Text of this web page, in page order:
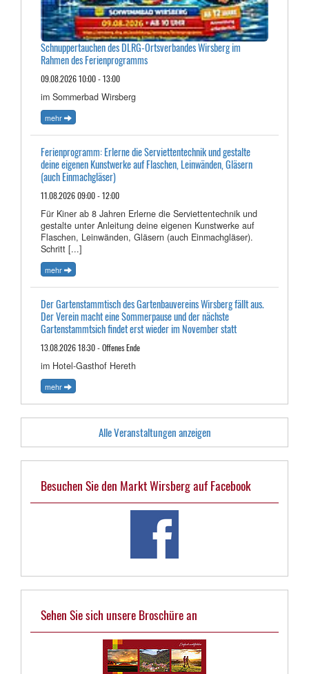
Schnuppertauchen des DLRG-Ortsverbandes Wirsberg im
Rahmen des Ferienprogramms
09.08.2026 10:00 - 13:00
im Sommerbad Wirsberg
mehr
Ferienprogramm: Erlerne die Serviettentechnik und gestalte
deine eigenen Kunstwerke auf Flaschen, Leinwänden, Gläsern
(auch Einmachgläser)
11.08.2026 09:00 - 12:00
Für Kiner ab 8 Jahren Erlerne die Serviettentechnik und
gestalte unter Anleitung deine eigenen Kunstwerke auf
Flaschen, Leinwänden, Gläsern (auch Einmachgläser).
Schritt [...]
mehr
Der Gartenstammtisch des Gartenbauvereins Wirsberg fällt aus.
Der Verein macht eine Sommerpause und der nächste
Gartenstammtsich findet erst wieder im November statt
13.08.2026 18:30 - Offenes Ende
im Hotel-Gasthof Hereth
mehr
Alle Veranstaltungen anzeigen
Besuchen Sie den Markt Wirsberg auf Facebook
Sehen Sie sich unsere Broschüre an